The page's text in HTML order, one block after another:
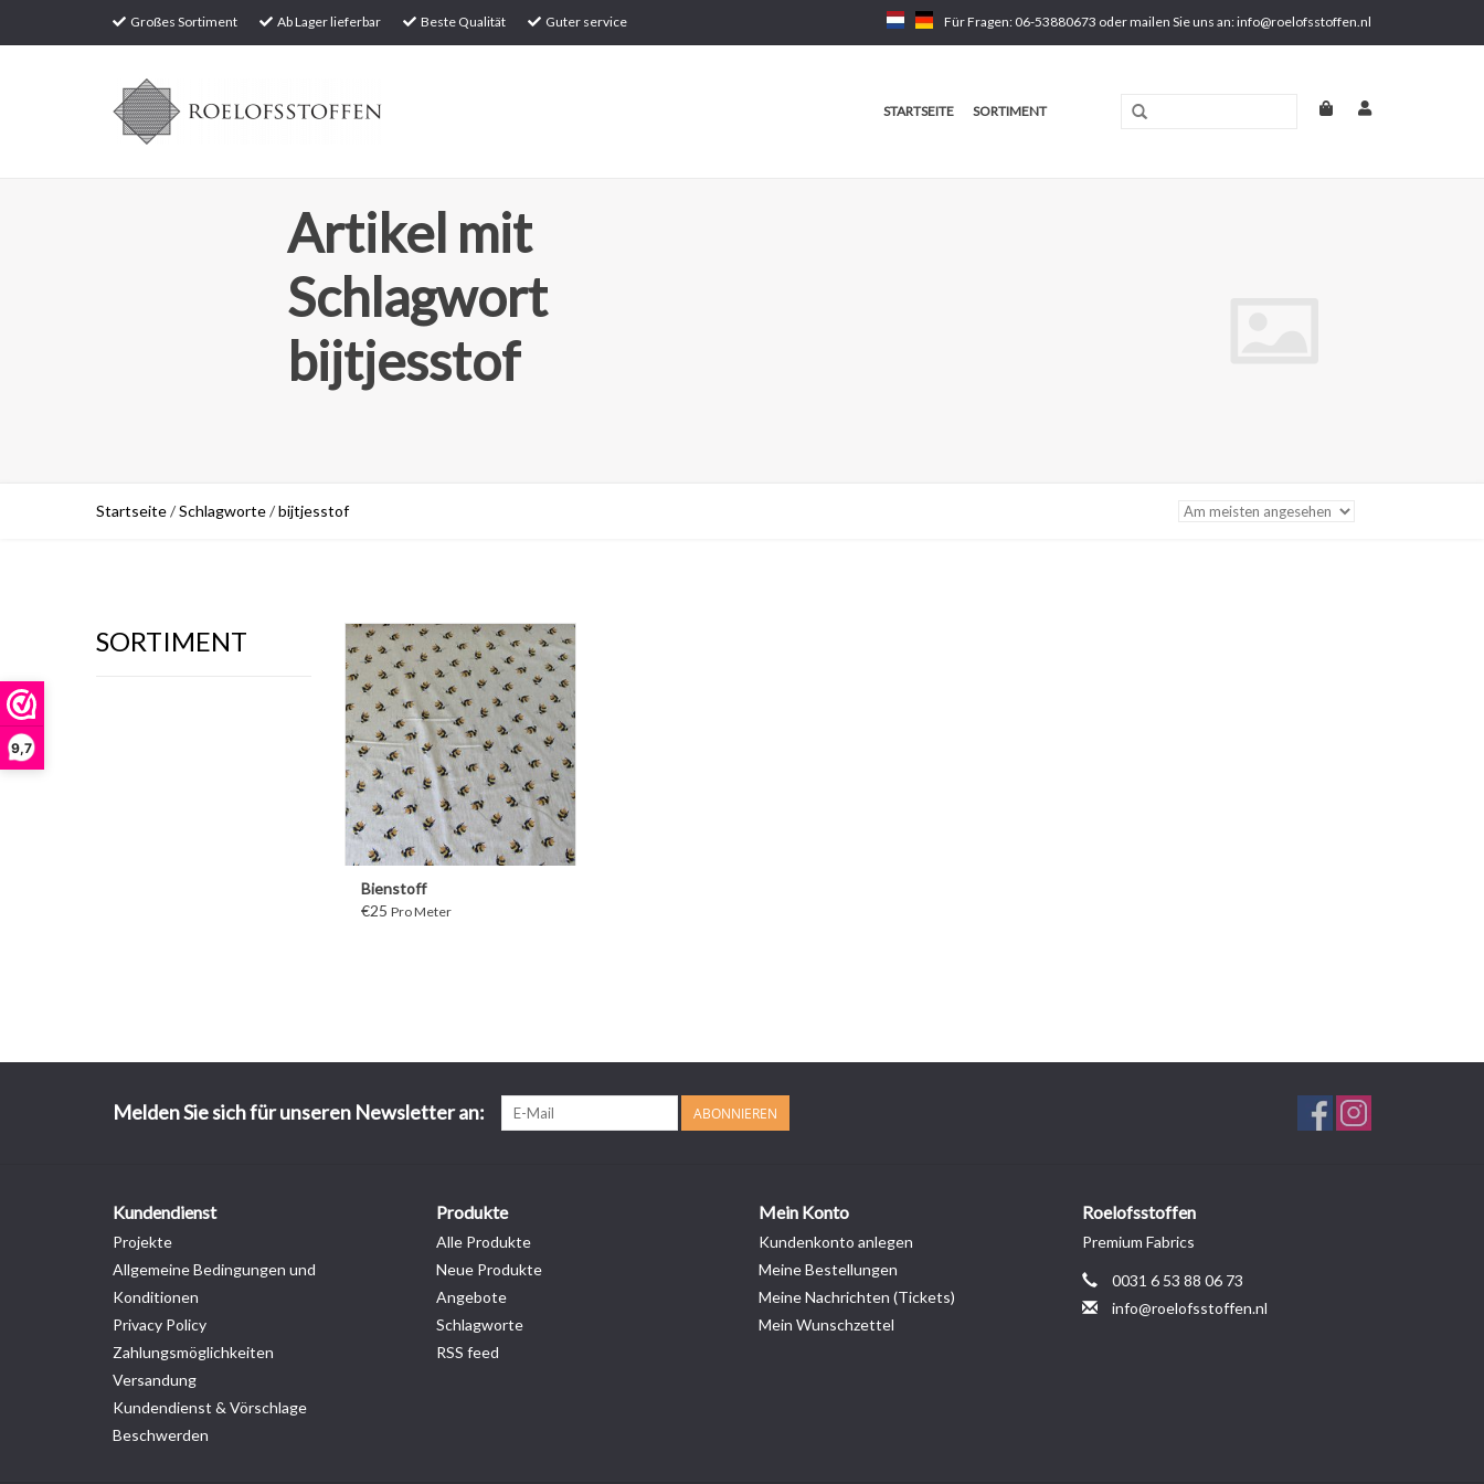
9,7
Großes Sortiment Ab Lager lieferbar Beste Qualität Guter service Für Fragen: 06-53880673 oder mailen Sie uns an:info@roelofsstoffen.nl
STARTSEITE SORTIMENT
Artikel mit
Schlagwort
bijtjesstof
Startseite/Schlagworte/bijtjesstof
SORTIMENT
WEITER
Bienstoff
€25 Pro Meter
Melden Sie sich für unseren Newsletter an: ABONNIEREN
Kundendienst
Projekte
Allgemeine Bedingungen und
Konditionen
Privacy Policy
Zahlungsmöglichkeiten
Versandung
Kundendienst & Vörschlage
Beschwerden
Produkte
Alle Produkte
Neue Produkte
Angebote
Schlagworte
RSS feed
Mein Konto
Kundenkonto anlegen
Meine Bestellungen
Meine Nachrichten (Tickets)
Mein Wunschzettel
Roelofsstoffen
Premium Fabrics
0031 6 53 88 06 73
info@roelofsstoffen.nl